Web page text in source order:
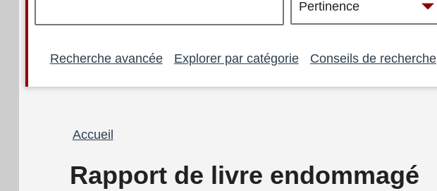
Recherche avancée Explorer par catégorie Conseils de recherche
Fil
Accueil
Rapport de livre endommagé